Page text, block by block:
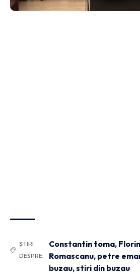
ȘTIRI
DESPRE:
Constantin toma,
Romascanu, petre
buzau,stiri din buzau